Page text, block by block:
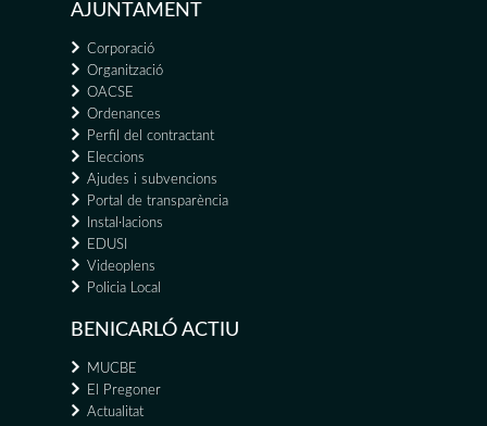
AJUNTAMENT
Corporació
Organització
OACSE
Ordenances
Perfil del contractant
Eleccions
Ajudes i subvencions
Portal de transparència
Instal·lacions
EDUSI
Videoplens
Policia Local
BENICARLÓ ACTIU
MUCBE
El Pregoner
Actualitat